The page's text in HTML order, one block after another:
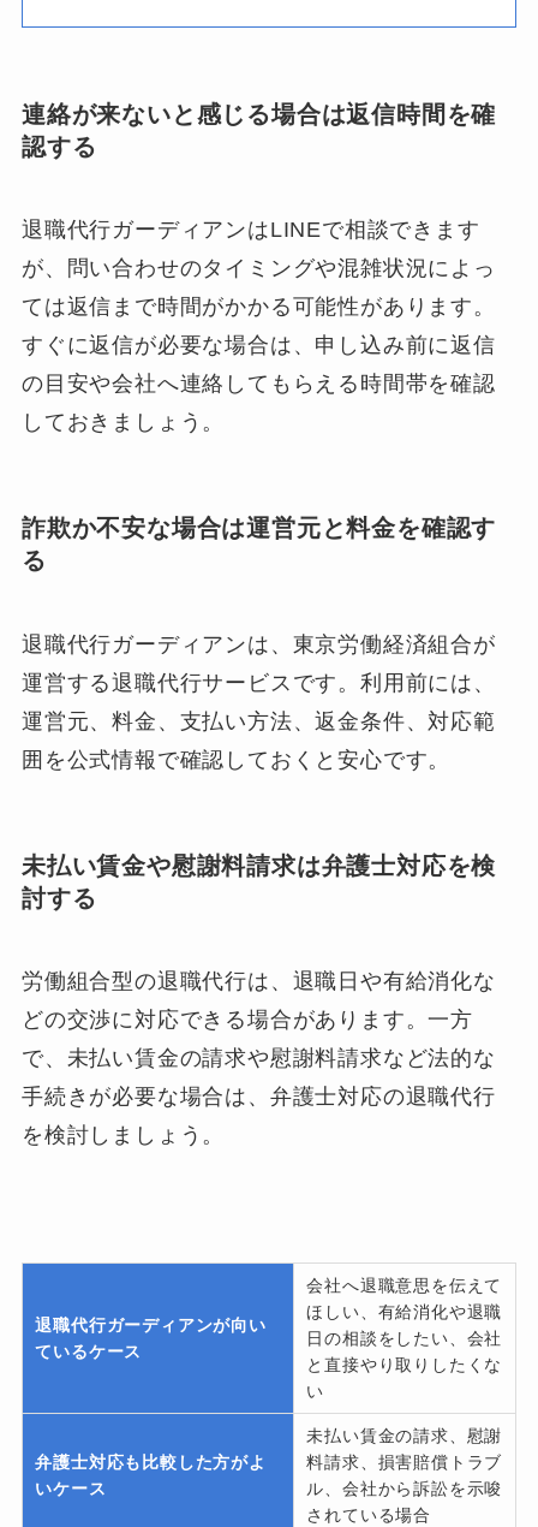
連絡が来ないと感じる場合は返信時間を確
認する
退職代行ガーディアンはLINEで相談できます
が、問い合わせのタイミングや混雑状況によっ
ては返信まで時間がかかる可能性があります。
すぐに返信が必要な場合は、申し込み前に返信
の目安や会社へ連絡してもらえる時間帯を確認
しておきましょう。
詐欺か不安な場合は運営元と料金を確認す
る
退職代行ガーディアンは、東京労働経済組合が
運営する退職代行サービスです。利用前には、
運営元、料金、支払い方法、返金条件、対応範
囲を公式情報で確認しておくと安心です。
未払い賃金や慰謝料請求は弁護士対応を検
討する
労働組合型の退職代行は、退職日や有給消化な
どの交渉に対応できる場合があります。一方
で、未払い賃金の請求や慰謝料請求など法的な
手続きが必要な場合は、弁護士対応の退職代行
を検討しましょう。
退職代行ガーディアンが向い
ているケース
会社へ退職意思を伝えて
ほしい、有給消化や退職
日の相談をしたい、会社
と直接やり取りしたくな
い
弁護士対応も比較した方がよ
いケース
未払い賃金の請求、慰謝
料請求、損害賠償トラブ
ル、会社から訴訟を示唆
されている場合